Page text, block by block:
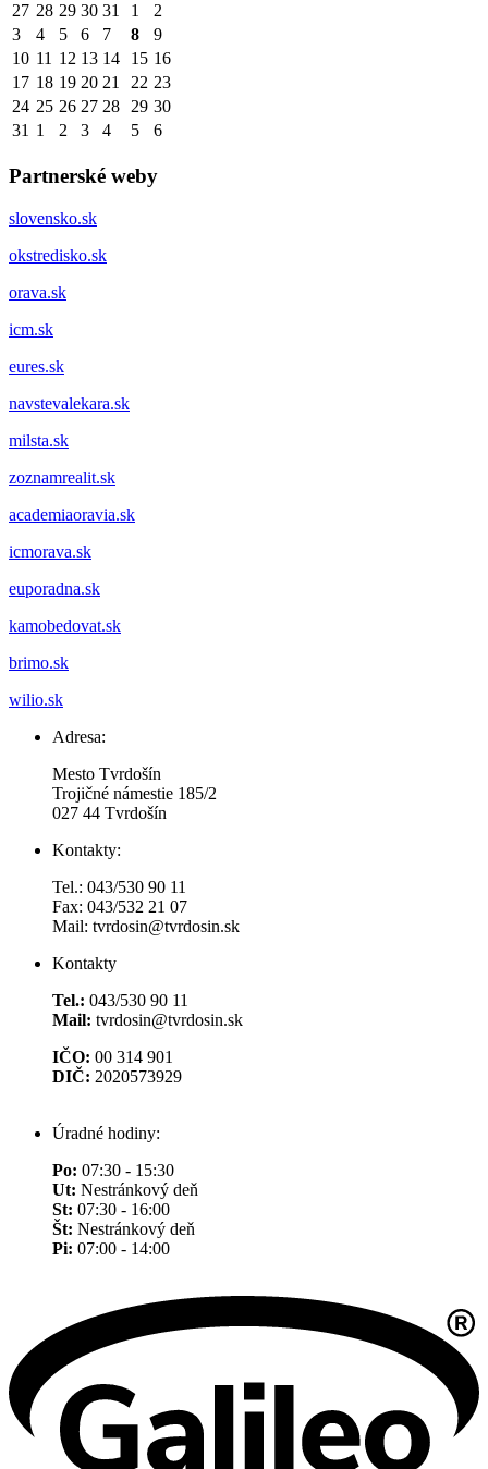
27 28 29 30 31 1
2
3
4 5 6 7 8
9
10 11 12 13 14 15 16
17 18 19 20 21 22 23
24 25 26 27 28 29 30
31 1 2 3 4 5 6
Partnerské weby
slovensko.sk
okstredisko.sk
orava.sk
icm.sk
eures.sk
navstevalekara.sk
milsta.sk
zoznamrealit.sk
academiaoravia.sk
icmorava.sk
euporadna.sk
kamobedovat.sk
brimo.sk
wilio.sk
Adresa:
Mesto Tvrdošín
Trojičné námestie 185/2
027 44 Tvrdošín
Kontakty:
Tel.: 043/530 90 11
Fax: 043/532 21 07
Mail: tvrdosin@tvrdosin.sk
Kontakty
Tel.: 043/530 90 11
Mail: tvrdosin@tvrdosin.sk
IČO: 00 314 901
DIČ: 2020573929
Úradné hodiny:
Po: 07:30 - 15:30
Ut: Nestránkový deň
St: 07:30 - 16:00
Št: Nestránkový deň
Pi: 07:00 - 14:00